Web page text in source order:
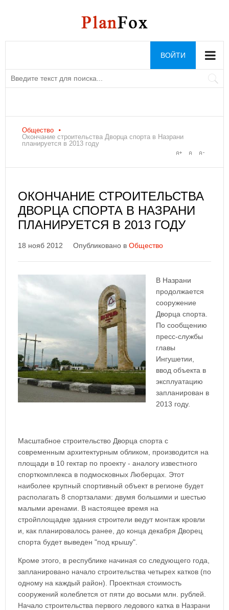
ВОЙТИ
Общество
Окончание строительства Дворца спорта в Назрани
планируется в 2013 году
ОКОНЧАНИЕ СТРОИТЕЛЬСТВА
ДВОРЦА СПОРТА В НАЗРАНИ
ПЛАНИРУЕТСЯ В 2013 ГОДУ
18 нояб 2012 Опубликовано в Общество
В Назрани
продолжается
сооружение
Дворца спорта.
По сообщению
пресс-службы
главы
Ингушетии,
ввод объекта в
эксплуатацию
запланирован в
2013 году.
Масштабное строительство Дворца спорта с
современным архитектурным обликом, производится на
площади в 10 гектар по проекту - аналогу известного
спорткомплекса в подмосковных Люберцах. Этот
наиболее крупный спортивный объект в регионе будет
располагать 8 спортзалами: двумя большими и шестью
малыми аренами. В настоящее время на
стройплощадке здания строители ведут монтаж кровли
и, как планировалось ранее, до конца декабря Дворец
спорта будет выведен "под крышу".
Кроме этого, в республике начиная со следующего года,
запланировано начало строительства четырех катков (по
одному на каждый район). Проектная стоимость
сооружений колеблется от пяти до восьми млн. рублей.
Начало строительства первого ледового катка в Назрани